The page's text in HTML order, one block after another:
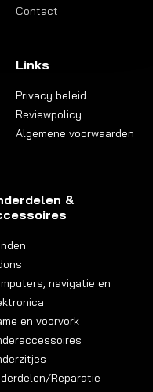
Contact
Links
Privacy beleid
Reviewpolicy
Algemene voorwaarden
&
navigatie en
en voorvork
Reparatie